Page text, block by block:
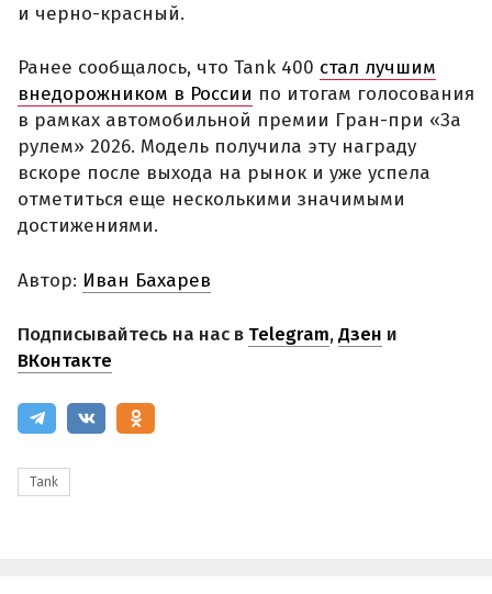
и черно-красный.
Ранее сообщалось, что Tank 400 стал лучшим
внедорожником в России по итогам голосования
в рамках автомобильной премии Гран-при «За
рулем» 2026. Модель получила эту награду
вскоре после выхода на рынок и уже успела
отметиться еще несколькими значимыми
достижениями.
Автор: Иван Бахарев
Подписывайтесь на нас в Telegram,Дзен и
ВКонтакте
Tank